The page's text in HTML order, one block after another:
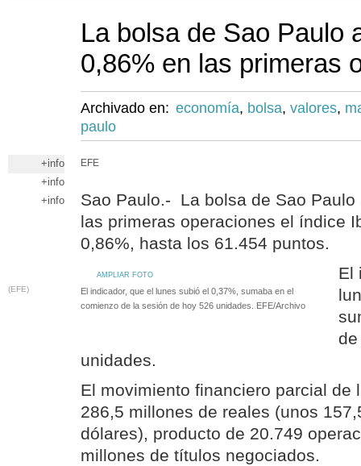
La bolsa de Sao Paulo
0,86% en las primeras
Archivado en: economía, bolsa, valores,
paulo
+info
+info
+info
EFE
Sao Paulo.- La bolsa de Sao
las primeras operaciones el índice
0,86%, hasta los 61.454 puntos.
AMPLIAR FOTO
(EFE)
El indicador, que el lunes subió el 0,37%, sumaba en el
comienzo de la sesión de hoy 526 unidades. EFE/Archivo
El
unidades.
El movimiento financiero parcial de
286,5 millones de reales (unos
dólares), producto de 20.749
millones de títulos negociados.